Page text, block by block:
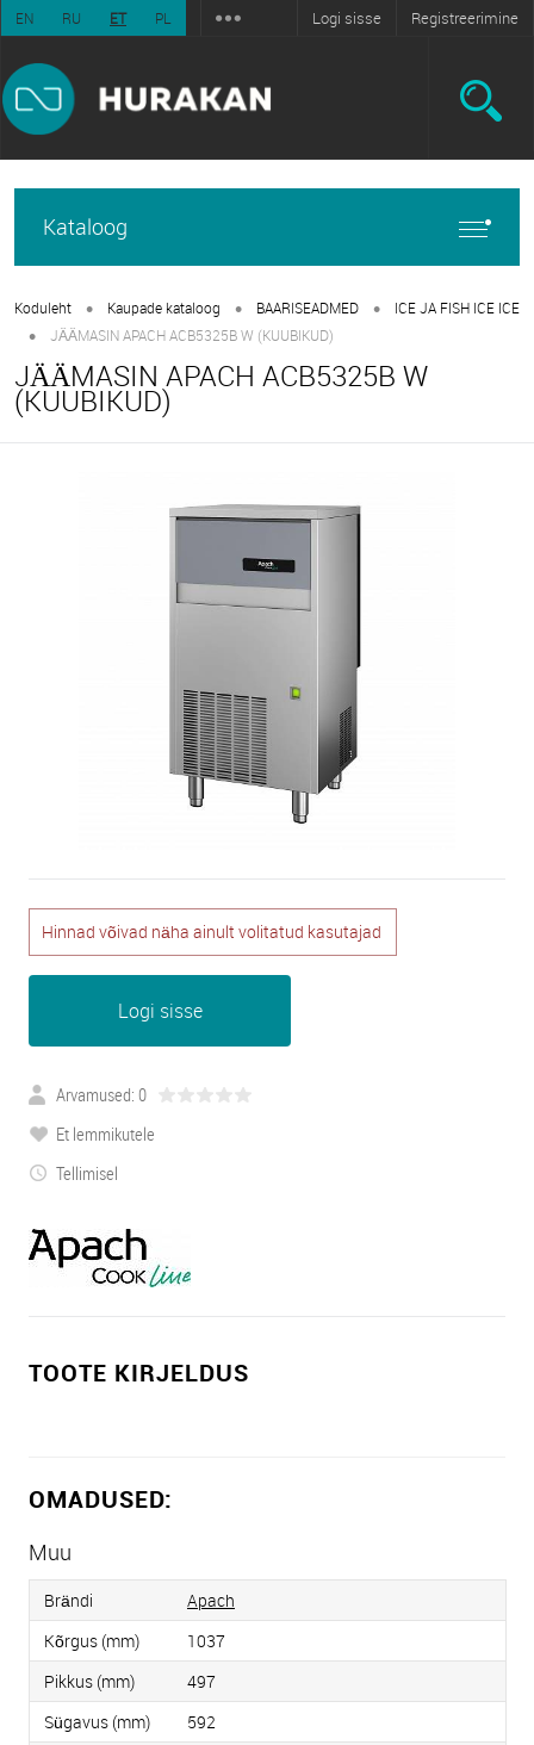
EN RU ET PL Logi sisse Registreerimine
Kataloog
Koduleht • Kaupade kataloog • BAARISEADMED • ICE JA FISH ICE ICE
• JÄÄMASIN APACH ACB5325B W (KUUBIKUD)
JÄÄMASIN APACH ACB5325B W
(KUUBIKUD)
Hinnad võivad näha ainult volitatud kasutajad
Logi sisse
Arvamused: 0
Et lemmikutele
Tellimisel
TOOTE KIRJELDUS
OMADUSED:
Muu
Brändi
Apach
Kõrgus (mm)
1037
Pikkus (mm)
497
Sügavus (mm)
592